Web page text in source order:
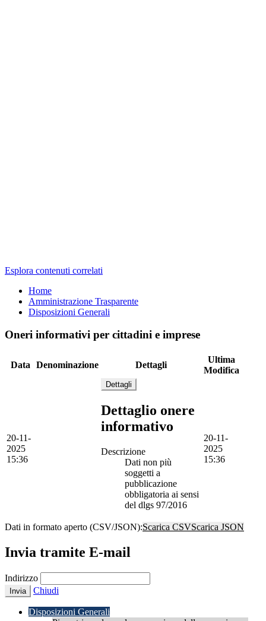
Esplora contenuti correlati
Home
Amministrazione Trasparente
Disposizioni Generali
Oneri informativi per cittadini e imprese
Data Denominazione Dettagli
Ultima
Modifica
20-11-
2025
15:36
Dettagli
Dettaglio onere
informativo
Descrizione
Dati non più
soggetti a
pubblicazione
obbligatoria ai sensi
del dlgs 97/2016
20-11-
2025
15:36
Dati in formato aperto (CSV/JSON):Scarica CSVScarica JSON
Invia tramite E-mail
Indirizzo
Invia Chiudi
Disposizioni Generali